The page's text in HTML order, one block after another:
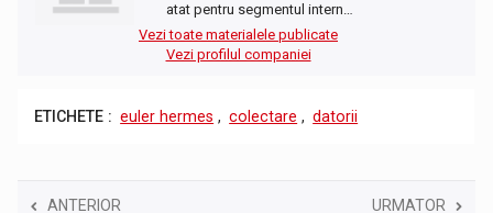
atat pentru segmentul intern…
Vezi toate materialele publicate
Vezi profilul companiei
ETICHETE : euler hermes , colectare , datorii
ANTERIOR URMATOR